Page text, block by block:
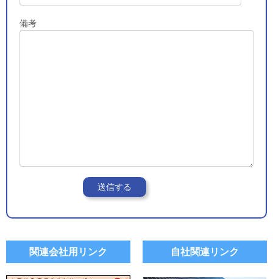
備考
関連会社用リンク 自社関連リンク